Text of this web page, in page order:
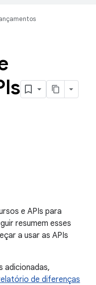
e APIs para
resumem esses
a usar as APIs
adicionadas,
de diferenças